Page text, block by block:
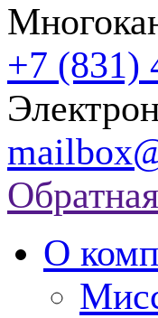
+7 (831)
О